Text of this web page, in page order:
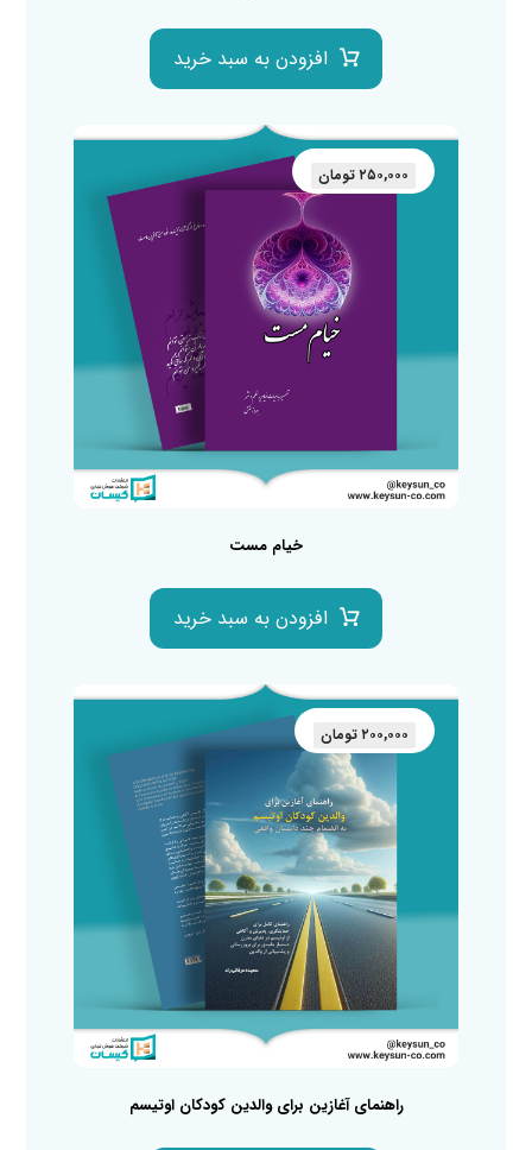
افزودن به سبد خرید
خیام مست
۲۵۰,۰۰۰ تومان
افزودن به سبد خرید
راهنمای آغازین برای والدین کودکان اوتیسم
۲۰۰,۰۰۰ تومان